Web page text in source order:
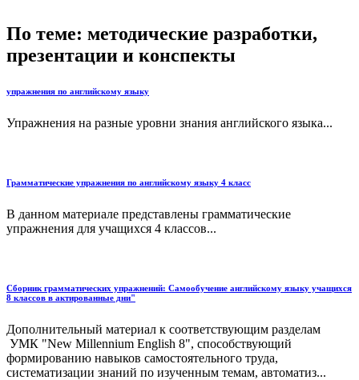
По теме: методические разработки,
презентации и конспекты
упражнения по английскому языку
Упражнения на разные уровни знания английского языка...
Грамматические упражнения по английскому языку 4 класс
В данном материале представлены грамматические
упражнения для учащихся 4 классов...
Сборник грамматических упражнений: Самообучение английскому языку учащихся
8 классов в актированные дни"
Дополнительный материал к соответствующим разделам
УМК "New Millennium English 8", способствующий
формированию навыков самостоятельного труда,
систематизации знаний по изученным темам, автоматиз...